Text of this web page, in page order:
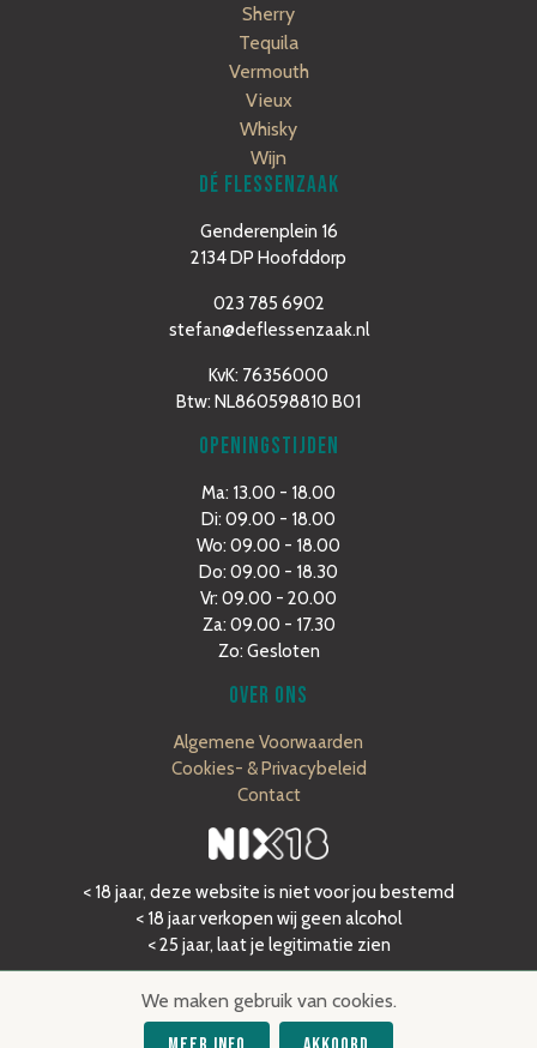
Sherry
Tequila
Vermouth
Vieux
Whisky
Wijn
DÉ FLESSENZAAK
Genderenplein 16
2134 DP Hoofddorp
023 785 6902
stefan@deflessenzaak.nl
KvK: 76356000
Btw: NL860598810 B01
OPENINGSTIJDEN
Ma: 13.00 - 18.00
Di: 09.00 - 18.00
Wo: 09.00 - 18.00
Do: 09.00 - 18.30
Vr: 09.00 - 20.00
Za: 09.00 - 17.30
Zo: Gesloten
OVER ONS
Algemene Voorwaarden
Cookies- & Privacybeleid
Contact
< 18 jaar, deze website is niet voor jou bestemd
< 18 jaar verkopen wij geen alcohol
< 25 jaar, laat je legitimatie zien
We maken gebruik van cookies.